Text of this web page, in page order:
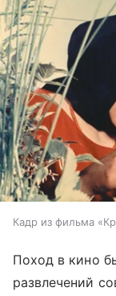
Кадр из фильма
Поход в кино
развлечений